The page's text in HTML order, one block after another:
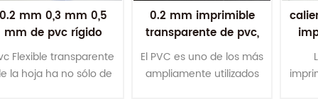
0.2 mm 0,3 mm 0,5
mm de pvc rígido
blanco de la hoja
para la impresión
Flexible transparente
la hoja ha no sólo de
0.2 mm imprimible
transparente de pvc,
láminas de plástico
El PVC es uno de los más
ampliamente utilizados